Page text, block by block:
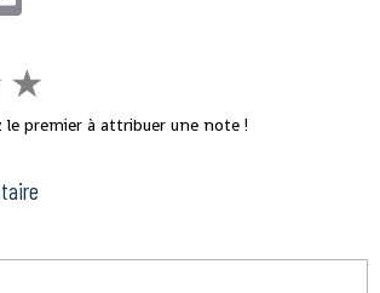
★
le premier à attribuer une note !